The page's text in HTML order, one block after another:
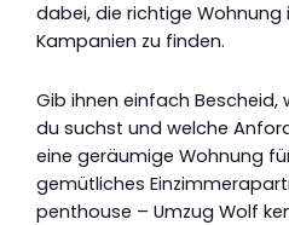
dabei, die richtige Wohnung
Kampanien zu finden.
Gib ihnen einfach Bescheid,
du suchst und welche
eine geräumige Wohnung
gemütliches
penthouse – Umzug Wolf